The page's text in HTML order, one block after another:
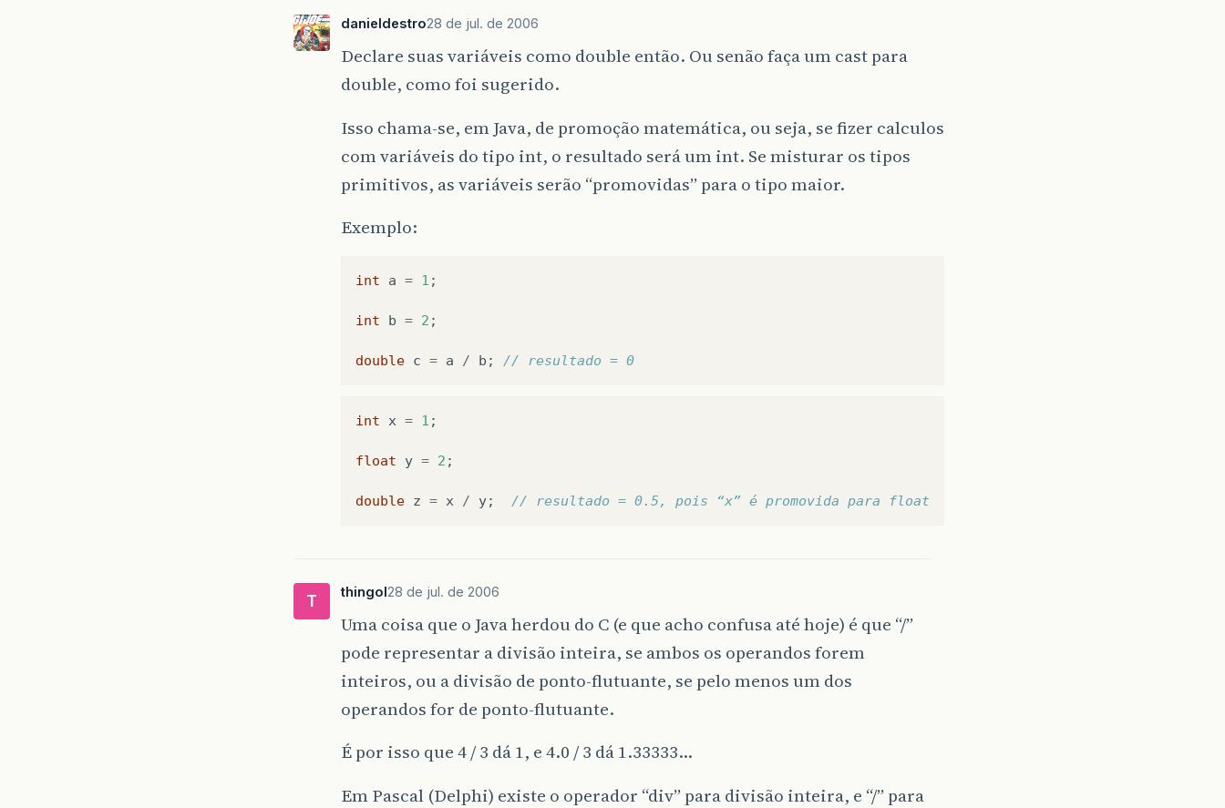
danieldestro28 de jul. de 2006
Declare suas variáveis como double então. Ou senão faça um cast para
double, como foi sugerido.
Isso chama-se, em Java, de promoção matemática, ou seja, se fizer calculos
com variáveis do tipo int, o resultado será um int. Se misturar os tipos
primitivos, as variáveis serão “promovidas” para o tipo maior.
Exemplo:
int a = 1 ;
int b = 2 ;
double c = a / b ; // resultado = 0
int x = 1 ;
float y = 2 ;
double z = x / y; // resultado = 0.5, pois “x” é promovida para float
T thingol28 de jul. de 2006
Uma coisa que o Java herdou do C (e que acho confusa até hoje) é que “/”
pode representar a divisão inteira, se ambos os operandos forem
inteiros, ou a divisão de ponto-flutuante, se pelo menos um dos
operandos for de ponto-flutuante.
É por isso que 4 / 3 dá 1, e 4.0 / 3 dá 1.33333…
Em Pascal (Delphi) existe o operador “div” para divisão inteira, e “/” para